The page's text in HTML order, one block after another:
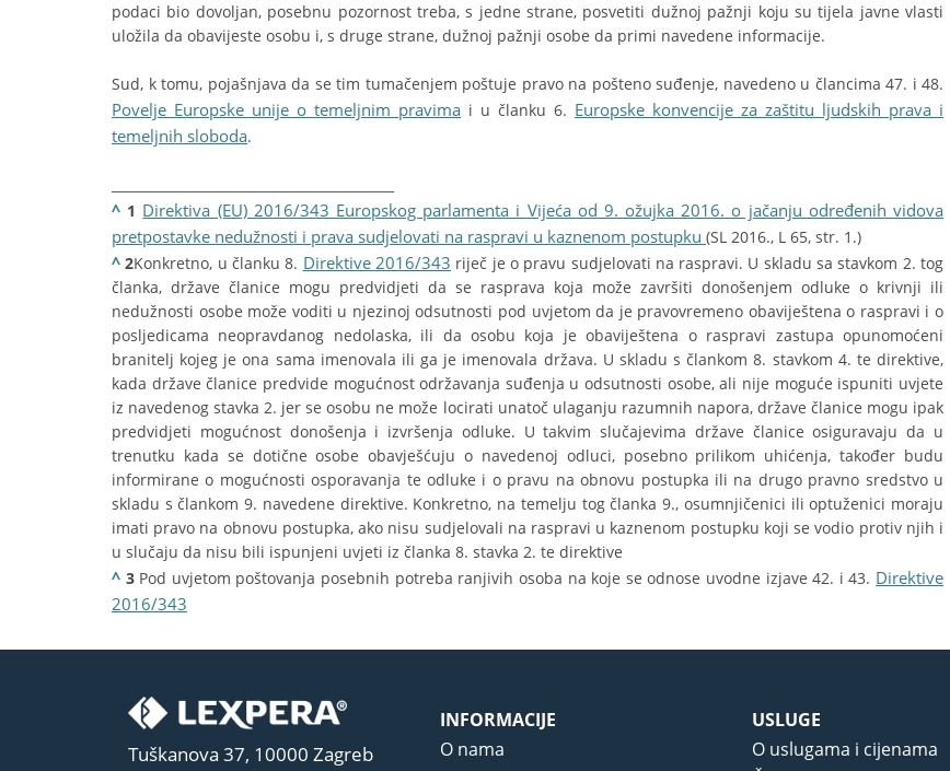
podaci bio dovoljan, posebnu pozornost treba, s jedne strane, posvetiti dužnoj pažnji koju su tijela javne vlasti
uložila da obavijeste osobu i, s druge strane, dužnoj pažnji osobe da primi navedene informacije.
Sud, k tomu, pojašnjava da se tim tumačenjem poštuje pravo na pošteno suđenje, navedeno u člancima 47. i 48.
Povelje Europske unije o temeljnim pravima i u članku 6. Europske konvencije za zaštitu ljudskih prava i
temeljnih sloboda.
^ 1 Direktiva (EU) 2016/343 Europskog parlamenta i Vijeća od 9. ožujka 2016. o jačanju određenih vidova
pretpostavke nedužnosti i prava sudjelovati na raspravi u kaznenom postupku (SL 2016., L 65, str. 1.)
^2Konkretno, u članku 8. Direktive 2016/343 riječ je o pravu sudjelovati na raspravi. U skladu sa stavkom 2. tog
članka, države članice mogu predvidjeti da se rasprava koja može završiti donošenjem odluke o krivnji ili
nedužnosti osobe može voditi u njezinoj odsutnosti pod uvjetom da je pravovremeno obaviještena o raspravi i o
posljedicama neopravdanog nedolaska, ili da osobu koja je obaviještena o raspravi zastupa opunomoćeni
branitelj kojeg je ona sama imenovala ili ga je imenovala država. U skladu s člankom 8. stavkom 4. te direktive,
kada države članice predvide mogućnost održavanja suđenja u odsutnosti osobe, ali nije moguće ispuniti uvjete
iz navedenog stavka 2. jer se osobu ne može locirati unatoč ulaganju razumnih napora, države članice mogu ipak
predvidjeti mogućnost donošenja i izvršenja odluke. U takvim slučajevima države članice osiguravaju da u
trenutku kada se dotične osobe obavješćuju o navedenoj odluci, posebno prilikom uhićenja, također budu
informirane o mogućnosti osporavanja te odluke i o pravu na obnovu postupka ili na drugo pravno sredstvo u
skladu s člankom 9. navedene direktive. Konkretno, na temelju tog članka 9., osumnjičenici ili optuženici moraju
imati pravo na obnovu postupka, ako nisu sudjelovali na raspravi u kaznenom postupku koji se vodio protiv njih i
u slučaju da nisu bili ispunjeni uvjeti iz članka 8. stavka 2. te direktive
^ 3Pod uvjetom poštovanja posebnih potreba ranjivih osoba na koje se odnose uvodne izjave 42. i 43. Direktive
2016/343
Tuškanova 37, 10000 Zagreb
INFORMACIJE
O nama
USLUGE
O uslugama i cijenama